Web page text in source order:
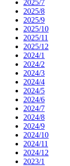
2025/7
2025/8
2025/9
2025/10
2025/11
2025/12
2024/1
2024/2
2024/3
2024/4
2024/5
2024/6
2024/7
2024/8
2024/9
2024/10
2024/11
2024/12
2023/1